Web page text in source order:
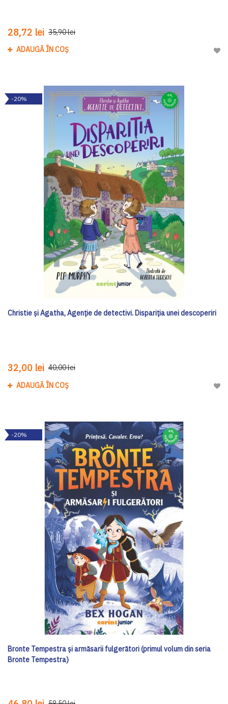
28,72 lei 35,90 lei
ADAUGĂ ÎN COȘ
-20%
Christie și Agatha, Agenție de detectivi. Dispariția unei descoperiri
32,00 lei 40,00 lei
ADAUGĂ ÎN COȘ
-20%
Bronte Tempestra și armăsarii fulgerători (primul volum din seria
Bronte Tempestra)